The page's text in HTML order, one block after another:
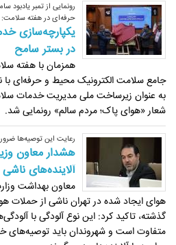
رونمایی از تمبر یادبود
حرفه‌ای در هفته سلامت:
یکپارچه‌سازی
در بستر سامح
همزمان با هفته
جامع سلامت الکترونیک محیط و حرفه‌ای
به عنوان زیرساخت ملی مدیریت خدمات
شعار «هوای پاک؛ مردم سالم» رونمایی شد.
رعایت این توصیه‌ها
هشدار معاون
آلاینده‌های
معاون بهداشت
هوای ایجاد شده در تهران ناشی از
گذشته، تاکید کرد: این نوع آلودگی با
متفاوت است و شهروندان باید توصیه‌های